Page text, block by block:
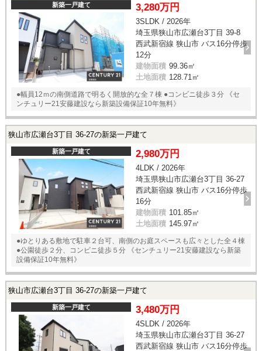
新築一戸建て 3,280万円
3SLDK / 2026年
埼玉県狭山市広瀬台3丁目 39-8
西武新宿線 狭山市 バス16分停歩
12分
建物面積 99.36㎡
土地面積 128.71㎡
●幅員12ｍの南側道路で明るく開放的な全７棟 ●コンビニ徒歩３分 《セ
ンチュリー21安藤建設なら新築設備保証10年無料》
狭山市広瀬台3丁目 36-27の新築一戸建て
新築一戸建て 2,980万円
4LDK / 2026年
埼玉県狭山市広瀬台3丁目 36-27
西武新宿線 狭山市 バス16分停歩
16分
建物面積 101.85㎡
土地面積 145.97㎡
●ゆとりある敷地で駐車２台可、南側のお庭スペースも広々とした全４棟
●公園徒歩２分、コンビニ徒歩５分 《センチュリー21安藤建設なら新築
設備保証10年無料》
狭山市広瀬台3丁目 36-27の新築一戸建て
新築一戸建て 3,480万円
4SLDK / 2026年
埼玉県狭山市広瀬台3丁目 36-27
西武新宿線 狭山市 バス16分停歩